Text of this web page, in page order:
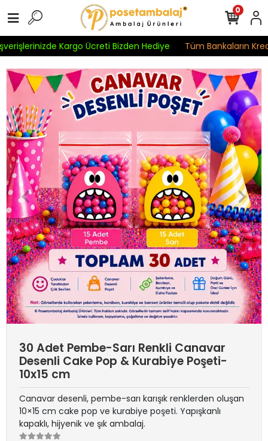
Kargo Ücreti Bizden Hediye Tüm Bankaların
0
30 Adet Pembe-Sarı Renkli Canavar
Desenli Cake Pop & Kurabiye Poşeti-
10x15 cm
Canavar desenli, pembe-sarı karışık renklerden oluşan
10×15 cm cake pop ve kurabiye poşeti. Yapışkanlı
kapaklı, hijyenik ve şık ambalaj.